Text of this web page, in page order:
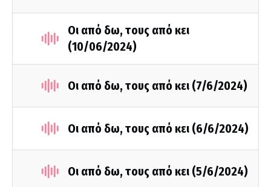
Οι από δω, τους από κει
(10/06/2024)
Οι από δω, τους από κει (7/6/2024)
Οι από δω, τους από κει (6/6/2024)
Οι από δω, τους από κει (5/6/2024)